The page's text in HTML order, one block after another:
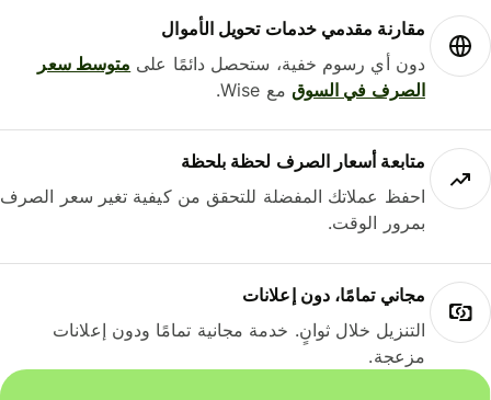
مقارنة مقدمي خدمات تحويل الأموال
دون أي رسوم خفية، ستحصل دائمًا علىمتوسط ​​سعر
الصرف في السوقمع Wise.
متابعة أسعار الصرف لحظة بلحظة
احفظ عملاتك المفضلة للتحقق من كيفية تغير سعر الصرف
بمرور الوقت.
مجاني تمامًا، دون إعلانات
التنزيل خلال ثوانٍ. خدمة مجانية تمامًا ودون إعلانات
مزعجة.